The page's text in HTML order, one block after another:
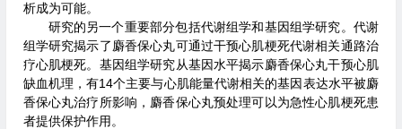
析成为可能。
研究的另一个重要部分包括代谢组学和基因组学研究。代谢
组学研究揭示了麝香保心丸可通过干预心肌梗死代谢相关通路治
疗心肌梗死。基因组学研究从基因水平揭示麝香保心丸干预心肌
缺血机理，有14个主要与心肌能量代谢相关的基因表达水平被麝
香保心丸治疗所影响，麝香保心丸预处理可以为急性心肌梗死患
者提供保护作用。